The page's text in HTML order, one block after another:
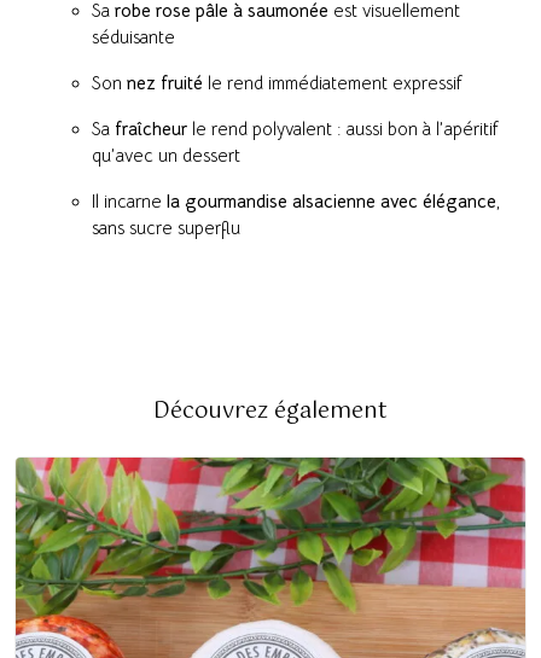
Sa robe rose pâle à saumonée est visuellement
séduisante
Son nez fruité le rend immédiatement expressif
Sa fraîcheur le rend polyvalent : aussi bon à l’apéritif
qu’avec un dessert
Il incarne la gourmandise alsacienne avec élégance
sans sucre superflu
Découvrez également